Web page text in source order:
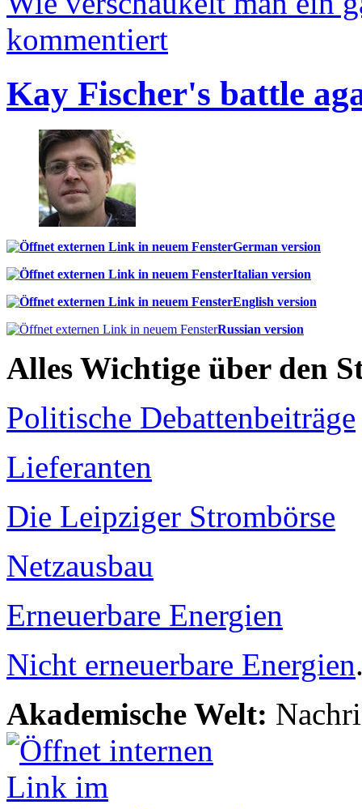
kommentiert
Kay Fischer's battle
German version
Italian version
English version
Russian version
Alles Wichtige über den
Politische Debattenbeiträge
Lieferanten
Die Leipziger Strombörse
Netzausbau
Erneuerbare Energien
Nicht erneuerbare Energien
Akademische Welt: